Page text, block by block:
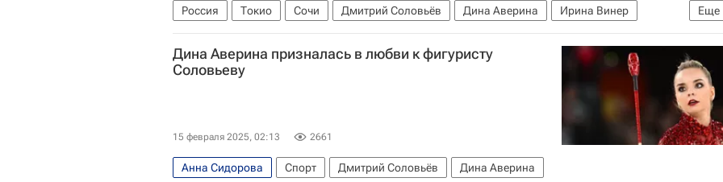
Еще
Россия Токио Сочи Дмитрий Соловьёв Дина Аверина
Ирина Винер
Дина
Дина Аверина призналась в любви к фигуристу
Соловьеву
15 февраля 2025, 02:13 2661
Анна Сидорова Спорт Дмитрий Соловьёв Дина Аверина